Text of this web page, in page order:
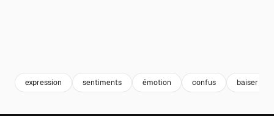
expression sentiments émotion confus baiser